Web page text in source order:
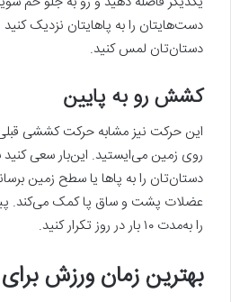
دست‌هایتان را به پاهایتان نزدیک کنید
دستان‌تان لمس کنید.
کشش رو به پایین
این حرکت نیز مشابه حرکت کششی
روی زمین می‌ایستید. این‌بار سعی
دستان‌تان را به پاها یا سطح زمین
عضلات پشت و ساق پا کمک می‌کند.
را به‌مدت ۱۰ بار در روز تکرار کنید.
بهترین زمان ورزش